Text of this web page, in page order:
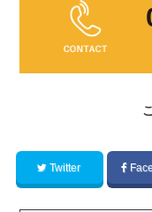
Twitter